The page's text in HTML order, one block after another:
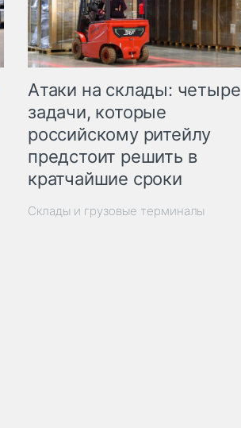
Атаки на склады: четыре
задачи, которые
российскому ритейлу
предстоит решить в
кратчайшие сроки
Склады и грузовые терминалы